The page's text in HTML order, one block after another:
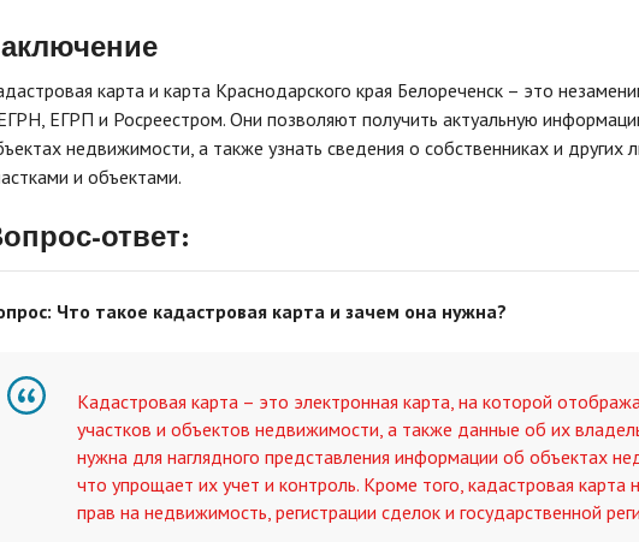
карта и карта Краснодарского края Белореченск – это
ЕГРП и Росреестром. Они позволяют получить актуальную
недвижимости, а также узнать сведения о собственниках и других
и объектами.
ответ:
Что такое кадастровая карта и зачем она нужна?
Кадастровая карта – это электронная карта, на которой
участков и объектов недвижимости, а также данные об их
нужна для наглядного представления информации об объектах
что упрощает их учет и контроль. Кроме того, кадастровая карта
прав на недвижимость, регистрации сделок и государственной